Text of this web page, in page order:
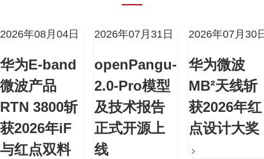
2026年08月04日
华为E-band
微波产品
RTN 3800斩
获2026年iF
与红点双料
2026年07月31日
openPangu-
2.0-Pro模型
及技术报告
正式开源上
线
2026年07月30
华为微波
MB²天线斩
获2026年红
点设计大奖